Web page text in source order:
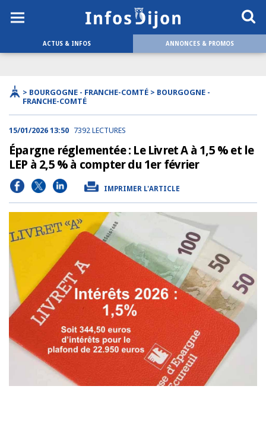
ACTUS & INFOS ANNONCES & PROMOS
> BOURGOGNE - FRANCHE-COMTÉ > BOURGOGNE -
FRANCHE-COMTÉ
15/01/2026 13:50 7392 LECTURES
Épargne réglementée : Le Livret A à 1,5 % et le
LEP à 2,5 % à compter du 1er février
IMPRIMER L'ARTICLE